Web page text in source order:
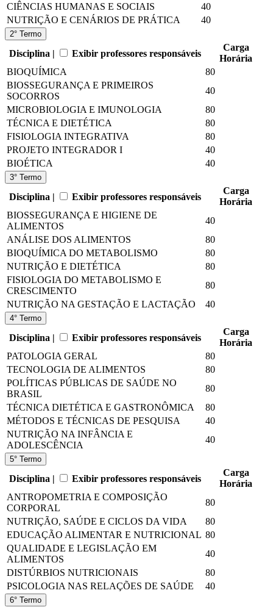
CIÊNCIAS HUMANAS E SOCIAIS
40
NUTRIÇÃO E CENÁRIOS DE PRÁTICA
40
2° Termo
Disciplina | Exibir professores responsáveis
Carga
Horária
BIOQUÍMICA
80
BIOSSEGURANÇA E PRIMEIROS
SOCORROS
40
MICROBIOLOGIA E IMUNOLOGIA
80
TÉCNICA E DIETÉTICA
80
FISIOLOGIA INTEGRATIVA
80
PROJETO INTEGRADOR I
40
BIOÉTICA
40
3° Termo
Disciplina | Exibir professores responsáveis
Carga
Horária
BIOSSEGURANÇA E HIGIENE DE
ALIMENTOS
40
ANÁLISE DOS ALIMENTOS
80
BIOQUÍMICA DO METABOLISMO
80
NUTRIÇÃO E DIETÉTICA
80
FISIOLOGIA DO METABOLISMO E
CRESCIMENTO
80
NUTRIÇÃO NA GESTAÇÃO E LACTAÇÃO
40
4° Termo
Disciplina | Exibir professores responsáveis
Carga
Horária
PATOLOGIA GERAL
80
TECNOLOGIA DE ALIMENTOS
80
POLÍTICAS PÚBLICAS DE SAÚDE NO
BRASIL
80
TÉCNICA DIETÉTICA E GASTRONÔMICA
80
MÉTODOS E TÉCNICAS DE PESQUISA
40
NUTRIÇÃO NA INFÂNCIA E
ADOLESCÊNCIA
40
5° Termo
Disciplina | Exibir professores responsáveis
Carga
Horária
ANTROPOMETRIA E COMPOSIÇÃO
CORPORAL
80
NUTRIÇÃO, SAÚDE E CICLOS DA VIDA
80
EDUCAÇÃO ALIMENTAR E NUTRICIONAL 80
QUALIDADE E LEGISLAÇÃO EM
ALIMENTOS
40
DISTÚRBIOS NUTRICIONAIS
80
PSICOLOGIA NAS RELAÇÕES DE SAÚDE
40
6° Termo